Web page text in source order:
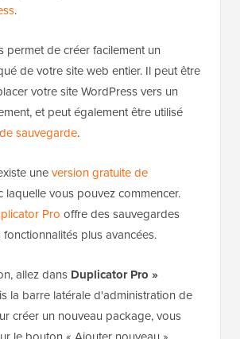
.
permet de créer facilement un
de votre site web entier. Il peut être
votre site WordPress vers un
et peut également être utilisé
sauvegarde.
uneversion gratuite de
laquelle vous pouvez commencer.
Pro offre des sauvegardes
fonctionnalités plus avancées.
allez dans Duplicator Pro »
la barre latérale d'administration de
créer un nouveau package, vous